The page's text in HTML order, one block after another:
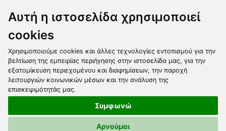
Αυτή η ιστοσελίδα χρησιμοποιεί
cookies
Χρησιμοποιούμε cookies και άλλες τεχνολογίες εντοπισμού για την
βελτίωση της εμπειρίας περιήγησης στην ιστοσελίδα μας, για την
εξατομίκευση περιεχομένου και διαφημίσεων, την παροχή
λειτουργιών κοινωνικών μέσων και την ανάλυση της
επισκεψιμότητάς μας.
Συμφωνώ
Αρνούμαι